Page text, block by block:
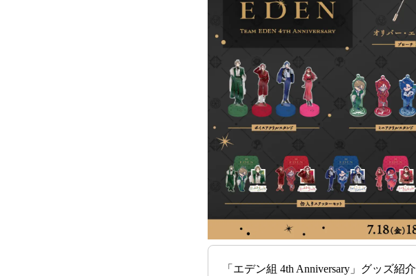
「エデン組 4th Anniversary」グッズ紹介